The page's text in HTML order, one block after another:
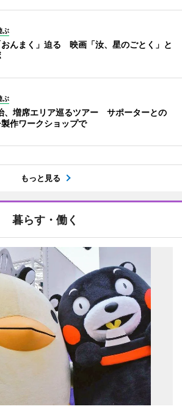
ぶ
んまく」迫る 映画「汝、星のごとく」と
ぶ
、増席エリア巡るツアー サポーターとの
作ワークショップで
もっと見る
暮らす・働く